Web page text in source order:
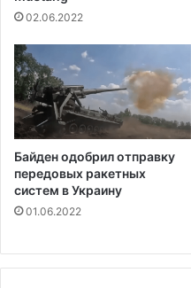
и
т
е
х
н
о
л
о
г
и
и
в
н
н
о
й
с
б
с
в
н
02.06.2022
Байден одобрил отправку
передовых ракетных
систем в Украину
01.06.2022